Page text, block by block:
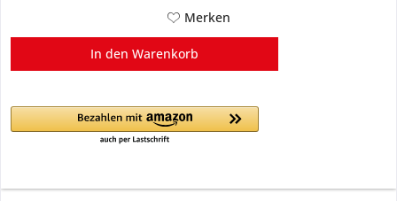
Merken
In den Warenkorb